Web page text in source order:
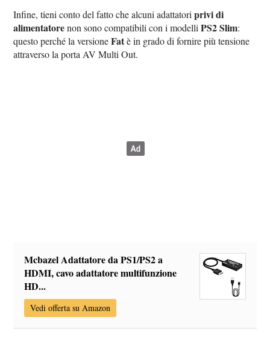
Infine, tieni conto del fatto che alcuni adattatoriprivi di
alimentatorenon sono compatibili con i modelliPS2 Slim:
questo perché la versioneFatè in grado di fornire più tensione
attraverso la porta AV Multi Out.
Mcbazel Adattatore da PS1/PS2 a
HDMI, cavo adattatore multifunzione
HD...
Vedi offerta su Amazon